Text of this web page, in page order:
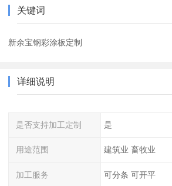
关键词
新余宝钢彩涂板定制
详细说明
是否支持加工定制 是
用途范围 建筑业 畜牧业
加工服务 可分条 可开平